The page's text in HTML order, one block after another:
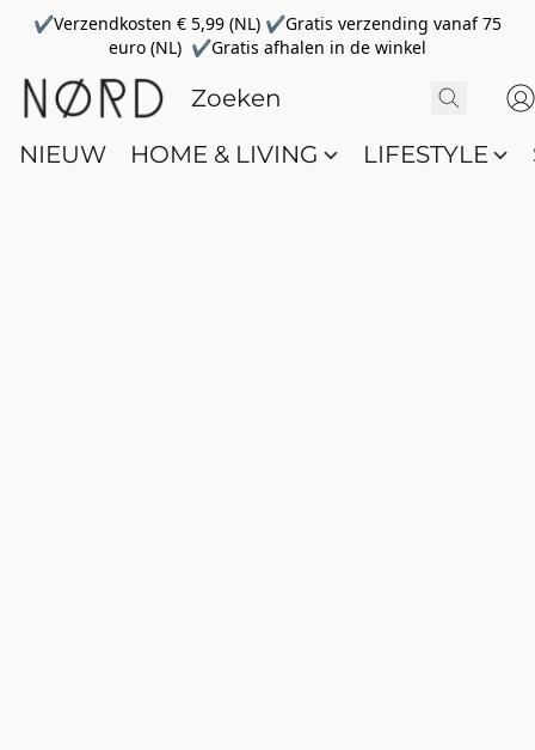
✔Verzendkosten € 5,99 (NL) ✔Gratis verzending vanaf 75
euro (NL) ✔Gratis afhalen in de winkel
NIEUW HOME & LIVING LIFESTYLE